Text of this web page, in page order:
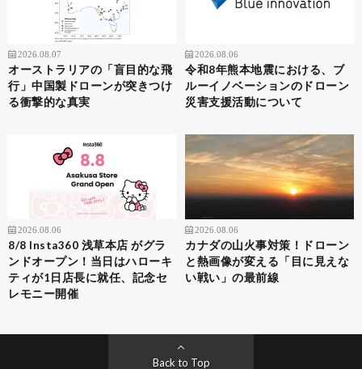
2026.08.07
オーストラリアの「盲目的な飛
行」中国製ドローンが突きつけ
る衝撃的な真実
2026.08.06
令和8年熊本地震における、ブ
ルーイノベーションのドローン
災害支援活動について
2026.08.06
8/8 Insta360 浅草本店 がグラ
ンドオープン！当日はハローキ
ティが1日店長に就任、記念セ
レモニー開催
2026.08.06
カナダの山火事対策！ドローン
と熱画像が変える「目に見えな
い戦い」の最前線
Back to Top